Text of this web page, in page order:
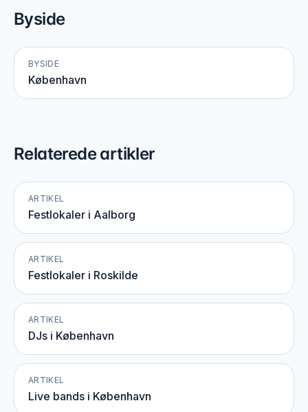
Byside
BYSIDE
København
Relaterede artikler
ARTIKEL
Festlokaler i Aalborg
ARTIKEL
Festlokaler i Roskilde
ARTIKEL
DJs i København
ARTIKEL
Live bands i København